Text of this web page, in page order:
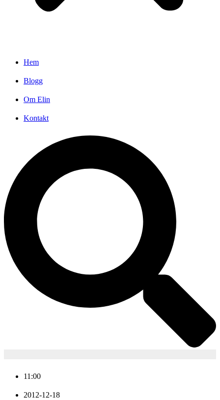
Hem
Blogg
Om Elin
Kontakt
11:00
2012-12-18